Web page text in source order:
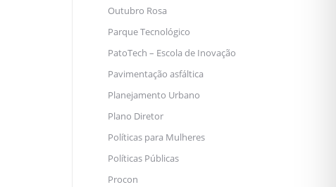
Outubro Rosa
Parque Tecnológico
PatoTech – Escola de Inovação
Pavimentação asfáltica
Planejamento Urbano
Plano Diretor
Políticas para Mulheres
Políticas Públicas
Procon